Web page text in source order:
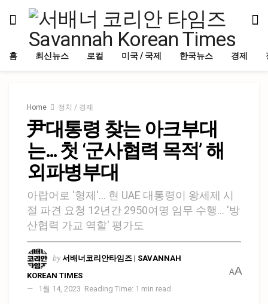
홈 최신뉴스 로컬 미국 / 국제 한국뉴스 경제
Home 정치 / 경제
尹대통령 찾는 아크부대
는… 첫 ‘군사협력 목적’ 해
외파병부대
아랍어로 '형제'… 현 UAE 대통령이 왕세제 시
절 파견 요청 12년간 2950여명 임무 수행… '방
산협력 가교 역할' 평가도
by 서배너코리안타임즈 | SAVANNAH
KOREAN TIMES
1월 14, 2023 Reading Time: 1 min read
AA